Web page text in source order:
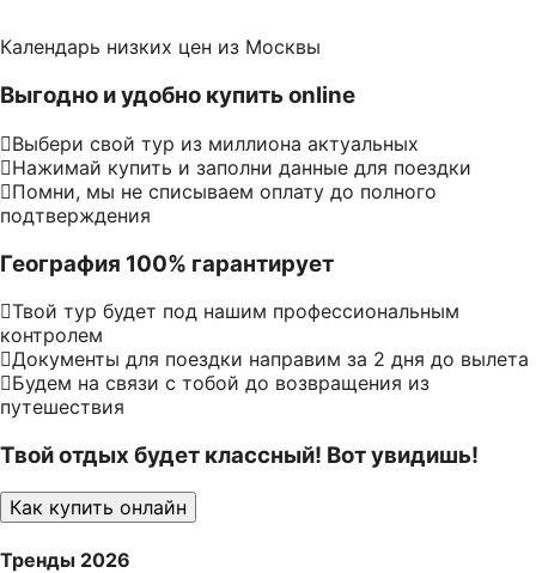
Календарь низких цен из Москвы
Выгодно и удобно купить online
Выбери свой тур из миллиона актуальных
Нажимай купить и заполни данные для поездки
Помни, мы не списываем оплату до полного
подтверждения
География 100% гарантирует
Твой тур будет под нашим профессиональным
контролем
Документы для поездки направим за 2 дня до вылета
Будем на связи с тобой до возвращения из
путешествия
Твой отдых будет классный! Вот увидишь!
Как купить онлайн
Тренды 2026